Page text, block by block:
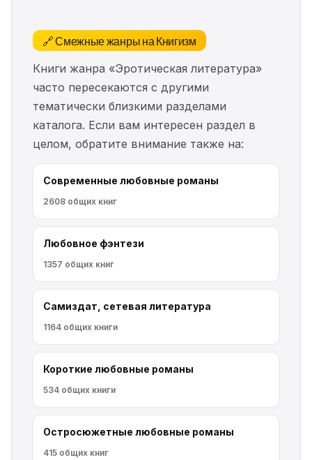
🔗 Смежные жанры на Книгизм
Книги жанра «Эротическая литература»
часто пересекаются с другими
тематически близкими разделами
каталога. Если вам интересен раздел в
целом, обратите внимание также на:
Современные любовные романы
2608 общих книг
Любовное фэнтези
1357 общих книг
Самиздат, сетевая литература
1164 общих книги
Короткие любовные романы
534 общих книги
Остросюжетные любовные романы
415 общих книг